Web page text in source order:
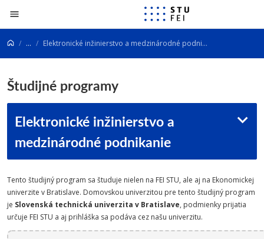
Prejsť na obsah
... Elektronické inžinierstvo a medzinárodné podnikanie
Študijné programy
Elektronické inžinierstvo a
medzinárodné podnikanie
Tento študijný program sa študuje nielen na FEI STU, ale aj na Ekonomickej
univerzite v Bratislave. Domovskou univerzitou pre tento študijný program
je Slovenská technická univerzita v Bratislave, podmienky prijatia
určuje FEI STU a aj prihláška sa podáva cez našu univerzitu.